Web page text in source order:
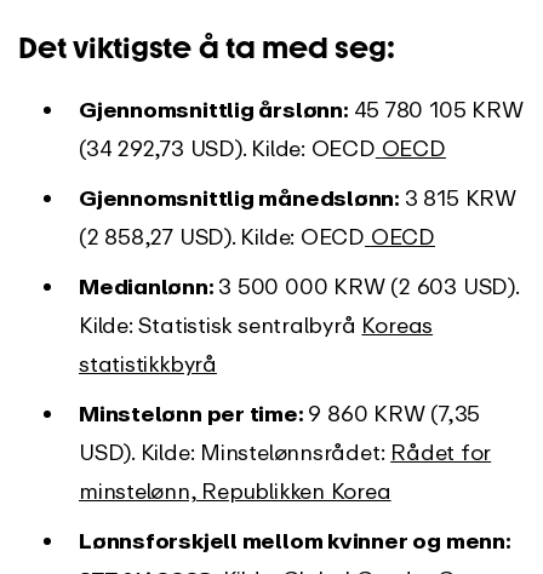
Det viktigste å ta med seg:
Gjennomsnittlig årslønn: 45 780 105 KRW
(34 292,73 USD). Kilde: OECD OECD
Gjennomsnittlig månedslønn: 3 815 KRW
(2 858,27 USD). Kilde: OECD OECD
Medianlønn: 3 500 000 KRW (2 603 USD).
Kilde: Statistisk sentralbyrå Koreas
statistikkbyrå
Minstelønn per time: 9 860 KRW (7,35
USD). Kilde: Minstelønnsrådet: Rådet for
minstelønn, Republikken Korea
Lønnsforskjell mellom kvinner og menn: